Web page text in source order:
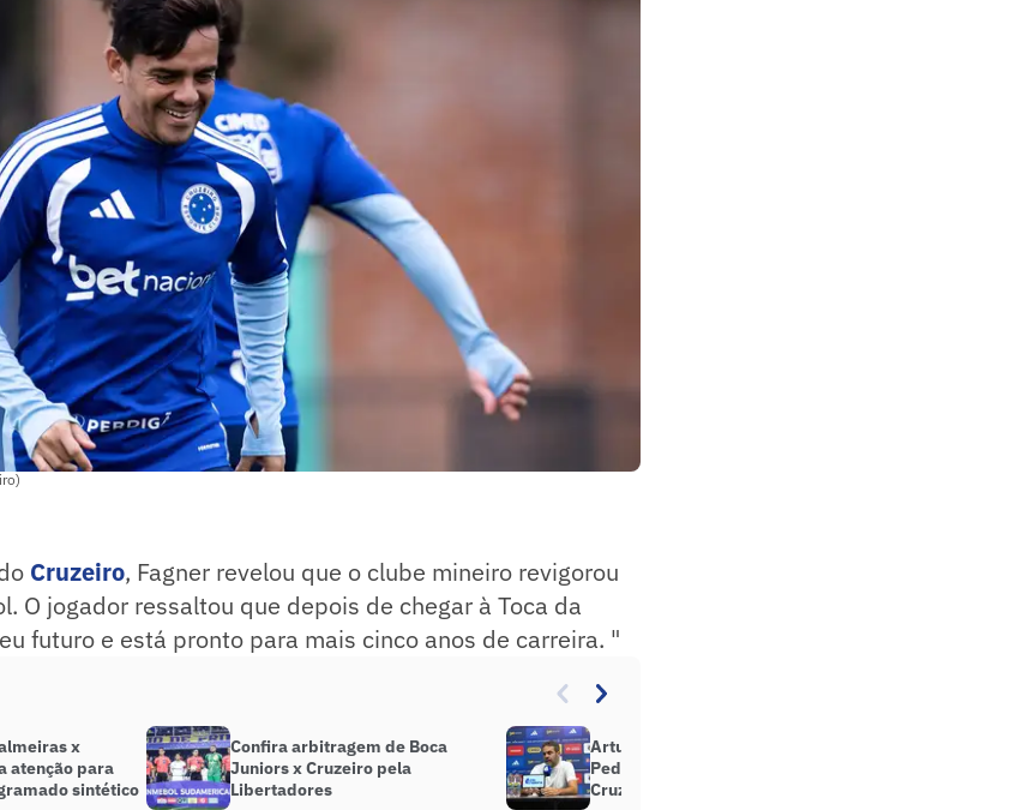
Cruzeiro, Fagner revelou que o clube mineiro revigorou
O jogador ressaltou que depois de chegar à Toca da
futuro e está pronto para mais cinco anos de carreira. "
x
atenção para
sintético
Confira arbitragem de Boca
Juniors x Cruzeiro pela
Libertadores
Artur Jorge revela conversa com
Pedrinho e reflete sobre elenco do
Cruzeiro